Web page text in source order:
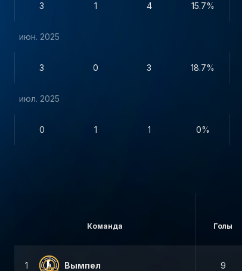
3 1 4 15.7%
июн. 2025
3 0 3 18.7%
июл. 2025
0 1 1 0%
Команда Голы
1 Вымпел 9